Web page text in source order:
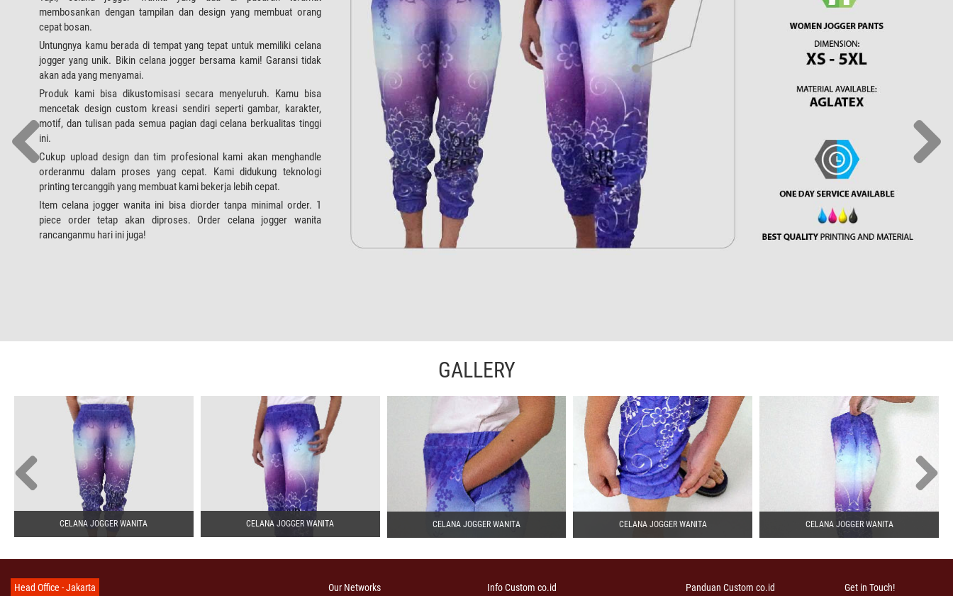
membosankan dengan tampilan dan design yang membuat orang
cepat bosan.
Untungnya kamu berada di tempat yang tepat untuk memiliki celana
jogger yang unik. Bikin celana jogger bersama kami! Garansi tidak
akan ada yang menyamai.
Produk kami bisa dikustomisasi secara menyeluruh. Kamu bisa
mencetak design custom kreasi sendiri seperti gambar, karakter,
motif, dan tulisan pada semua pagian dagi celana berkualitas tinggi
ini.
Cukup upload design dan tim profesional kami akan menghandle
orderanmu dalam proses yang cepat. Kami didukung teknologi
printing tercanggih yang membuat kami bekerja lebih cepat.
Item celana jogger wanita ini bisa diorder tanpa minimal order. 1
piece order tetap akan diproses. Order celana jogger wanita
rancanganmu hari ini juga!
GALLERY
CELANA JOGGER WANITA CELANA JOGGER WANITA CELANA JOGGER WANITA CELANA JOGGER WANITA CELANA JOGGER WANITA
Head Office - Jakarta Our Networks Info Custom co.id Panduan Custom co.id Get in Touch!